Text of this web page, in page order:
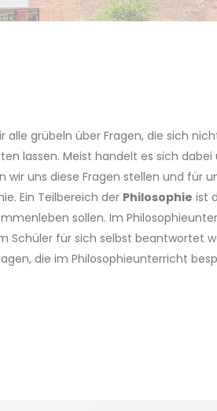
alle grübeln über Fragen, die sich
lassen. Meist handelt es sich
wir uns diese Fragen stellen und für
Ein Teilbereich der Philosophie ist
sollen. Im
Schüler für sich selbst beantwortet
die im Philosophieunterricht